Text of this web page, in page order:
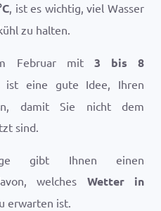
C, ist es wichtig, viel Wasser
zu halten.
Februar mit 3 bis 8
ist eine gute Idee, Ihren
damit Sie nicht dem
sind.
gibt Ihnen einen
welches Wetter in
erwarten ist.